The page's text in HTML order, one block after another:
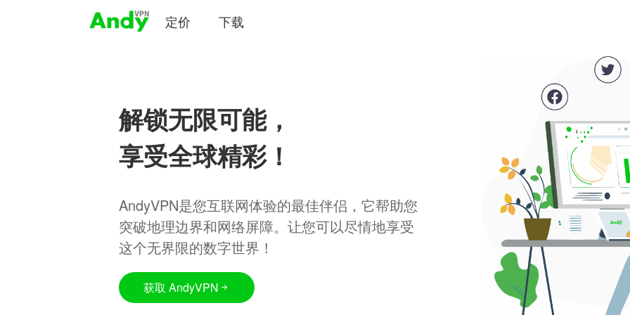
定价 下载
解锁无限可能，
享受全球精彩！
AndyVPN是您互联网体验的最佳伴侣，它帮助您
突破地理边界和网络屏障。让您可以尽情地享受
这个无界限的数字世界！
获取 AndyVPN